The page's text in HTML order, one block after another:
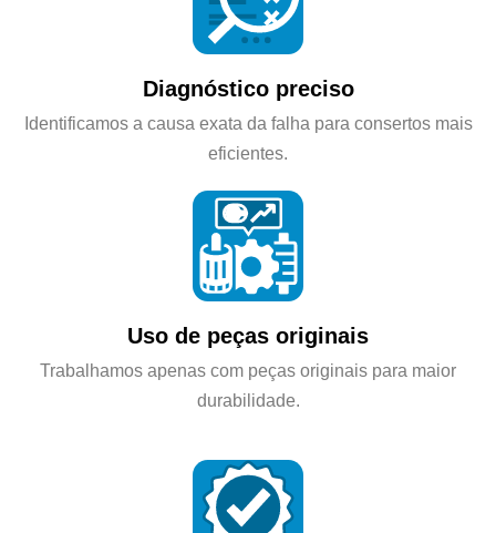
Diagnóstico preciso
Identificamos a causa exata da falha para consertos mais
eficientes.
Uso de peças originais
Trabalhamos apenas com peças originais para maior
durabilidade.